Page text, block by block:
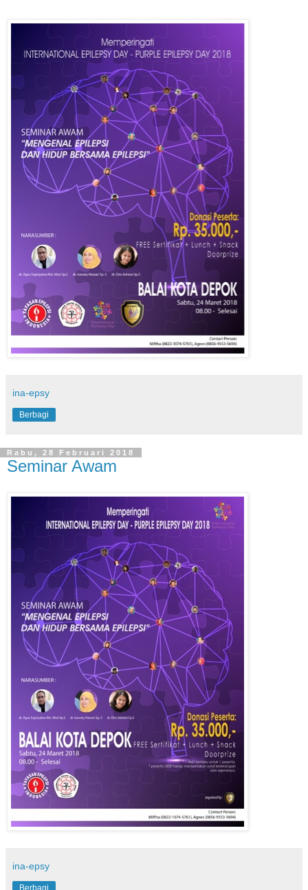
ina-epsy
Berbagi
Rabu, 28 Februari 2018
Seminar Awam
ina-epsy
Berbagi